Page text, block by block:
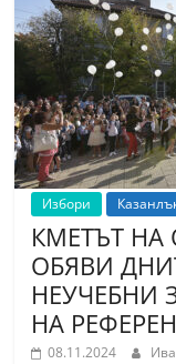
Избори
КМЕТЪТ
ОБЯВИ
НЕУЧЕБНИ
НА
08.11.2024